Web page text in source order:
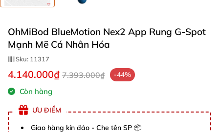
OhMiBod BlueMotion Nex2 App Rung G-Spot
Mạnh Mẽ Cá Nhân Hóa
Sku: 11317
4.140.000₫ 7.393.000₫ -44%
Còn hàng
ƯU ĐIỂM
Giao hàng kín đáo - Che tên SP 📦